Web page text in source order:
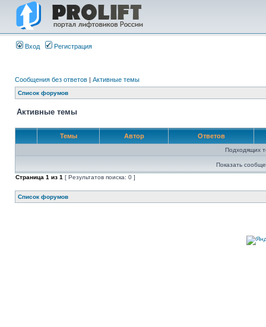
Вход Регистрация
Сообщения без ответов | Активные темы
Список форумов
Активные темы
Темы Автор Ответов
Подходящих
Показать
Страница 1 из 1 [ Результатов поиска: 0 ]
Список форумов